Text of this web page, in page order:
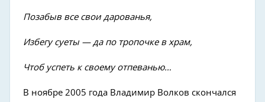
Позабыв все свои дарованья,
Избегу суеты — да по тропочке в храм,
Чтоб успеть к своему отпеванью…
В ноябре 2005 года Владимир Волков скончался